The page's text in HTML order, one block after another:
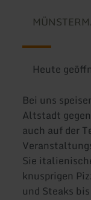
Heute
Bei uns
Altstadt
auch auf der
Sie
knusprigen
und Steaks